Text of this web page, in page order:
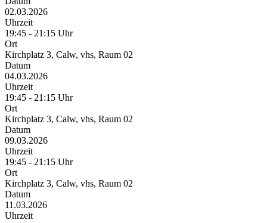
02.03.2026
Uhrzeit
19:45 - 21:15 Uhr
Ort
Kirchplatz 3, Calw, vhs, Raum 02
Datum
04.03.2026
Uhrzeit
19:45 - 21:15 Uhr
Ort
Kirchplatz 3, Calw, vhs, Raum 02
Datum
09.03.2026
Uhrzeit
19:45 - 21:15 Uhr
Ort
Kirchplatz 3, Calw, vhs, Raum 02
Datum
11.03.2026
Uhrzeit